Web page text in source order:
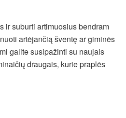
ir suburti artimuosius bendram
artėjančią šventę ar giminės
galite susipažinti su naujais
draugais, kurie praplės